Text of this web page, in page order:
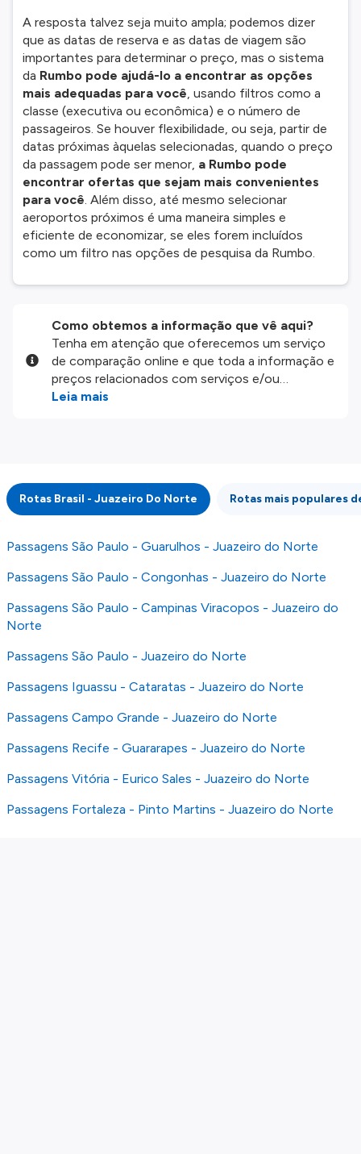
A resposta talvez seja muito ampla; podemos dizer
que as datas de reserva e as datas de viagem são
importantes para determinar o preço, mas o sistema
da Rumbo pode ajudá-lo a encontrar as opções
mais adequadas para você, usando filtros como a
classe (executiva ou econômica) e o número de
passageiros. Se houver flexibilidade, ou seja, partir de
datas próximas àquelas selecionadas, quando o preço
da passagem pode ser menor, a Rumbo pode
encontrar ofertas que sejam mais convenientes
para você. Além disso, até mesmo selecionar
aeroportos próximos é uma maneira simples e
eficiente de economizar, se eles forem incluídos
como um filtro nas opções de pesquisa da Rumbo.
Como obtemos a informação que vê aqui?
Tenha em atenção que oferecemos um serviço
de comparação online e que toda a informação e
preços relacionados com serviços e/ou
produtos disponíveis no nosso website são
integridade ou pela precisão da informação
publicada, por isso verifique com atenção todas
as condições no website do parceiro antes de
fazer uma reserva. Para mais detalhes verifique
os nossosTermos e Condições.
Leia mais
Rotas Brasil - Juazeiro Do Norte Rotas mais populares
Passagens São Paulo - Guarulhos - Juazeiro do Norte
Passagens São Paulo - Congonhas - Juazeiro do Norte
Passagens São Paulo - Campinas Viracopos - Juazeiro do
Norte
Passagens São Paulo - Juazeiro do Norte
Passagens Iguassu - Cataratas - Juazeiro do Norte
Passagens Campo Grande - Juazeiro do Norte
Passagens Recife - Guararapes - Juazeiro do Norte
Passagens Vitória - Eurico Sales - Juazeiro do Norte
Passagens Fortaleza - Pinto Martins - Juazeiro do Norte